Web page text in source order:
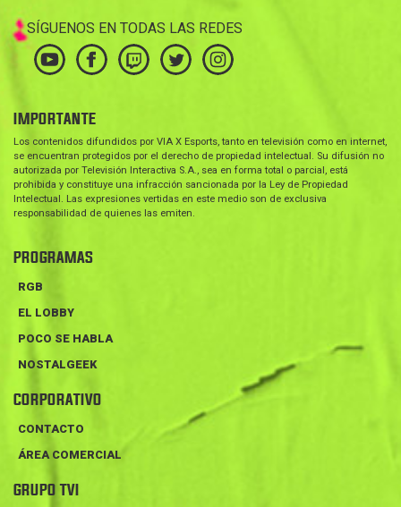
SÍGUENOS EN TODAS LAS REDES
IMPORTANTE
Los contenidos difundidos por VIA X Esports, tanto en televisión como en internet,
se encuentran protegidos por el derecho de propiedad intelectual. Su difusión no
autorizada por Televisión Interactiva S.A., sea en forma total o parcial, está
prohibida y constituye una infracción sancionada por la Ley de Propiedad
Intelectual. Las expresiones vertidas en este medio son de exclusiva
responsabilidad de quienes las emiten.
PROGRAMAS
RGB
EL LOBBY
POCO SE HABLA
NOSTALGEEK
CORPORATIVO
CONTACTO
ÁREA COMERCIAL
GRUPO TVI